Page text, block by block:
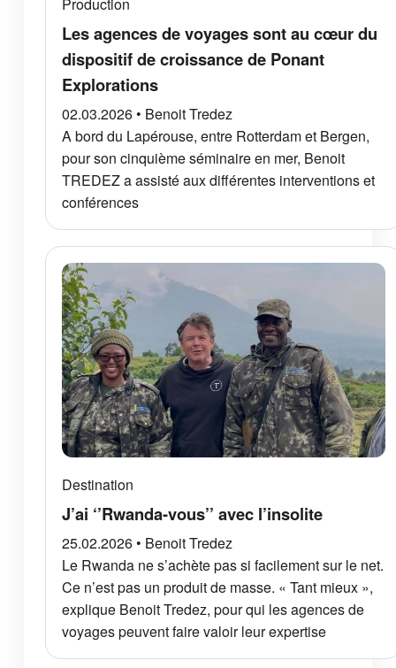
Les agences de voyages sont au cœur du
dispositif de croissance de Ponant
Explorations
02.03.2026 • Benoit Tredez
A bord du Lapérouse, entre Rotterdam et Bergen,
pour son cinquième séminaire en mer, Benoit
TREDEZ a assisté aux différentes interventions et
conférences
Destination
J’ai ‘’Rwanda-vous’’ avec l’insolite
25.02.2026 • Benoit Tredez
Le Rwanda ne s’achète pas si facilement sur le net.
Ce n’est pas un produit de masse. « Tant mieux »,
explique Benoit Tredez, pour qui les agences de
voyages peuvent faire valoir leur expertise